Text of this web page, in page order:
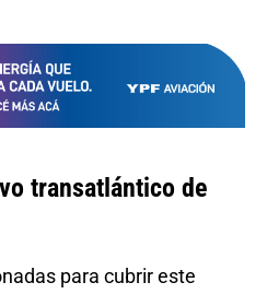
transatlántico de
para cubrir este